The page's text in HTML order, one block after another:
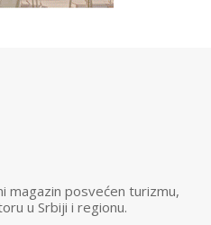
magazin posvećen turizmu,
u Srbiji i regionu.